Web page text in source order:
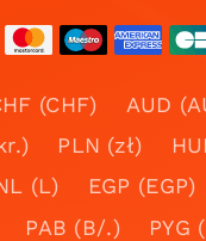
(CHF) AUD
PLN (zł)
(L) EGP (EGP)
PAB (B/.) PYG